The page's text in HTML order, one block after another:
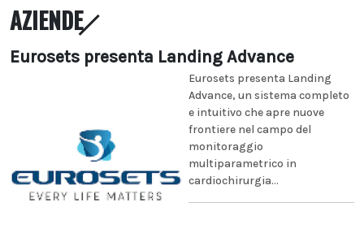
AZIENDE
Eurosets presenta Landing Advance
Eurosets presenta Landing
Advance, un sistema completo
e intuitivo che apre nuove
frontiere nel campo del
monitoraggio
multiparametrico in
cardiochirurgia...